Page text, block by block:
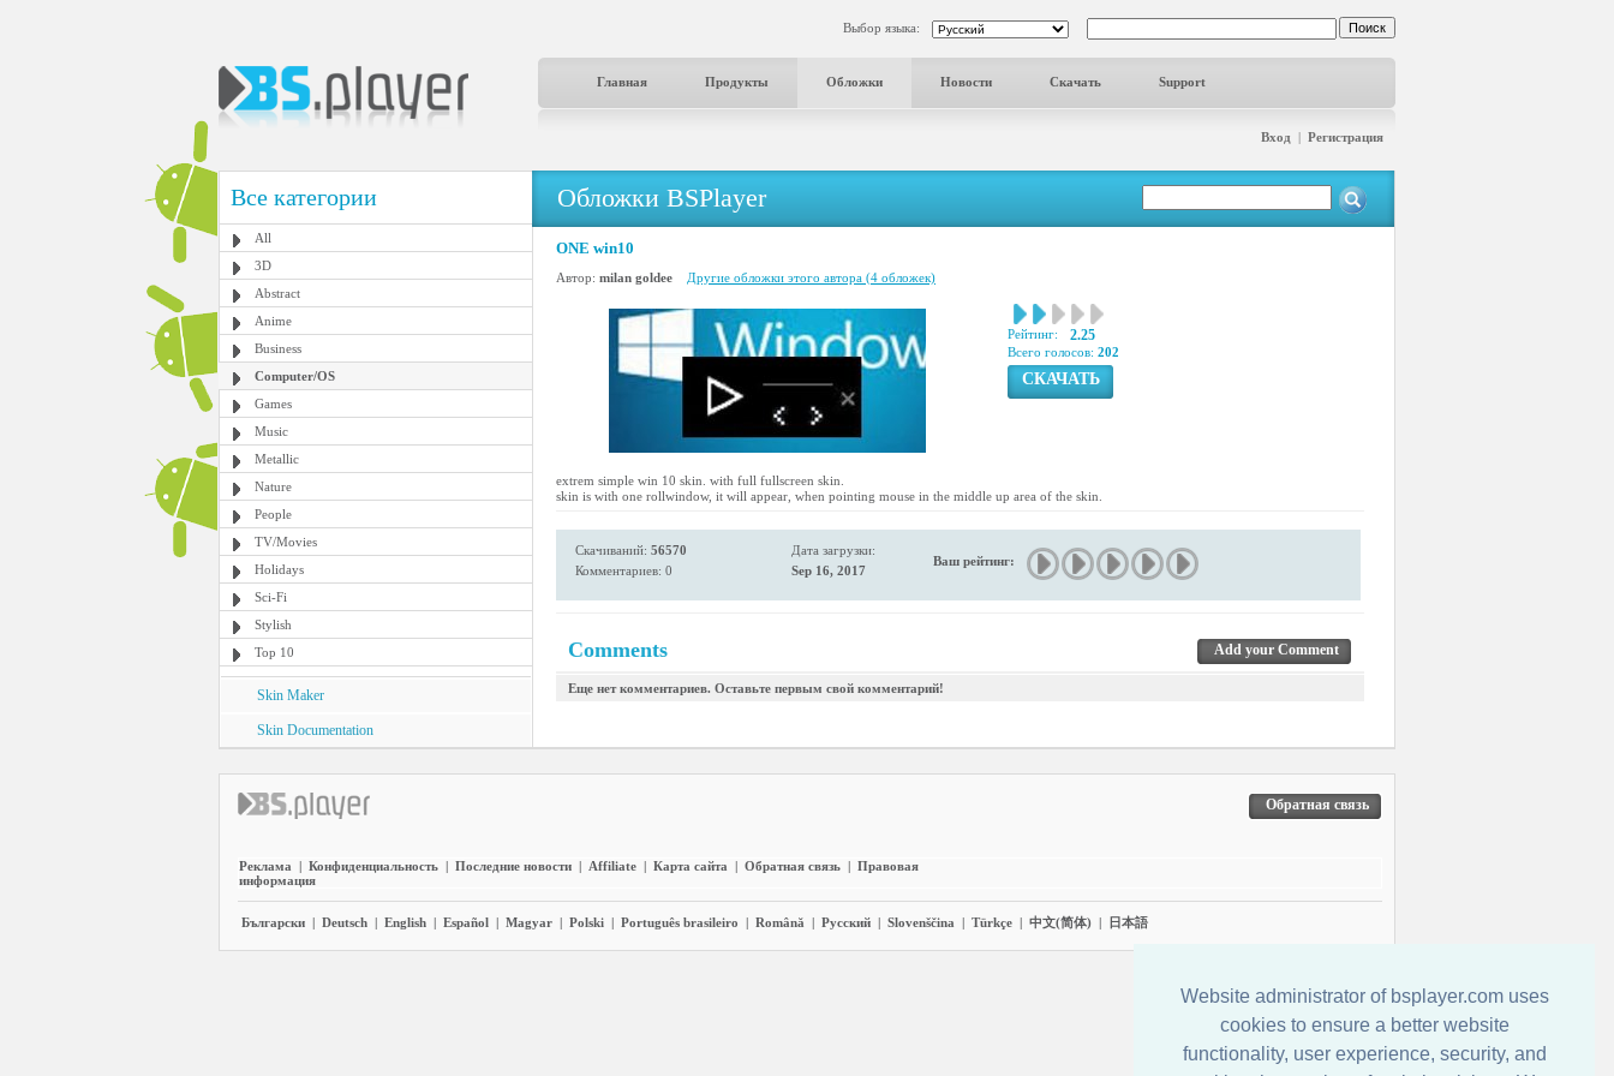
Website administrator of bsplayer.com uses
cookies to ensure a better website
functionality, user experience, security, and
Выбор языка:
Главная Продукты Обложки Новости Скачать Support
Вход | Регистрация
Все категории
All
3D
Abstract
Anime
Business
Computer/OS
Games
Music
Metallic
Nature
People
TV/Movies
Holidays
Sci-Fi
Stylish
Top 10
Skin Maker
Skin Documentation
Обложки BSPlayer
ONE win10
Автор: milan goldee Другие обложки этого автора (4 обложек)
Рейтинг: 2.25
Всего голосов: 202
СКАЧАТЬ
extrem simple win 10 skin. with full fullscreen skin.
skin is with one rollwindow, it will appear, when pointing mouse in the middle up area of the skin.
Скачиваний: 56570
Комментариев: 0
Дата загрузки:
Sep 16, 2017
Ваш рейтинг:
Comments Add your Comment
Еще нет комментариев. Оставьте первым свой комментарий!
Обратная связь
Реклама | Конфиденциальность | Последние новости | Affiliate | Карта сайта | Обратная связь | Правовая
информация
Български | Deutsch | English | Español | Magyar | Polski | Português brasileiro | Română | Pyccĸий | Slovenščina | Türkçe | 中文(简体) | 日本語